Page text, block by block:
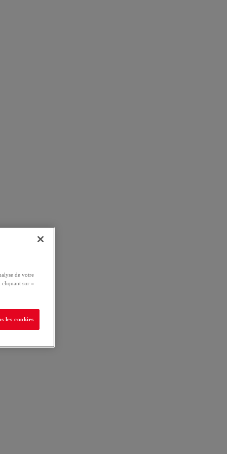
de votre
cliquant sur «
les cookies